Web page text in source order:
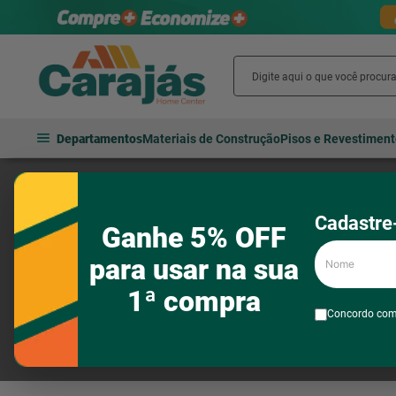
DepartamentosMateriais de ConstruçãoPisos e
Ganhe 5% OFF
para usar na sua
1ª compra
Nome
Concordo